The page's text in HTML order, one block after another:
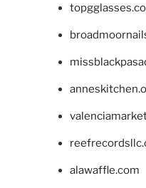
alawaffle.com